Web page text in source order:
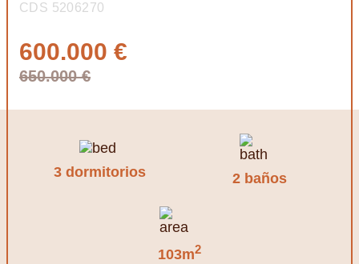
CDS 5206270
600.000 €
650.000 €
3 dormitorios 2 baños
103m2